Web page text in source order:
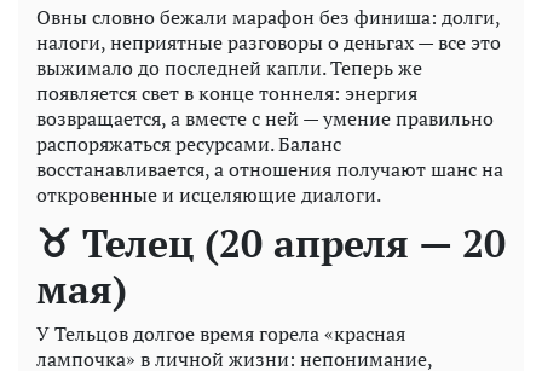
Овны словно бежали марафон без финиша: долги,
налоги, неприятные разговоры о деньгах — все это
выжимало до последней капли. Теперь же
появляется свет в конце тоннеля: энергия
возвращается, а вместе с ней — умение правильно
распоряжаться ресурсами. Баланс
восстанавливается, а отношения получают шанс на
откровенные и исцеляющие диалоги.
♉ Телец (20 апреля — 20
мая)
У Тельцов долгое время горела «красная
лампочка» в личной жизни: непонимание,